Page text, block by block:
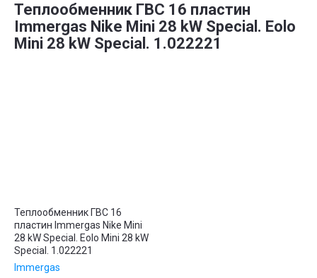
Теплообменник ГВС 16 пластин
Immergas Nike Mini 28 kW Special. Eolo
Mini 28 kW Special. 1.022221
Теплообменник ГВС 16
пластин Immergas Nike Mini
28 kW Special. Eolo Mini 28 kW
Special. 1.022221
Immergas